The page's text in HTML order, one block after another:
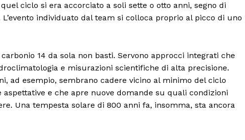
ciclo si era accorciato a soli sette o otto anni, segno di
individuato dal team si colloca proprio al picco di uno
14 da sola non basti. Servono approcci integrati che
e misurazioni scientifiche di alta precisione.
ad esempio, sembrano cadere vicino al minimo del ciclo
e che apre nuove domande su quali condizioni
Una tempesta solare di 800 anni fa, insomma, sta ancora